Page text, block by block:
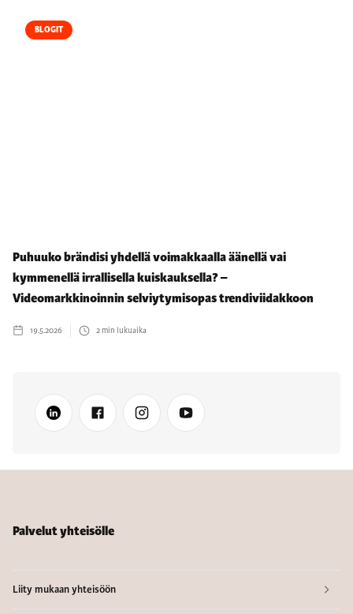
BLOGIT
Puhuuko brändisi yhdellä voimakkaalla äänellä vai
kymmenellä irrallisella kuiskauksella? –
Videomarkkinoinnin selviytymisopas trendiviidakkoon
19.5.2026 2min lukuaika
Palvelut yhteisölle
Liity mukaan yhteisöön